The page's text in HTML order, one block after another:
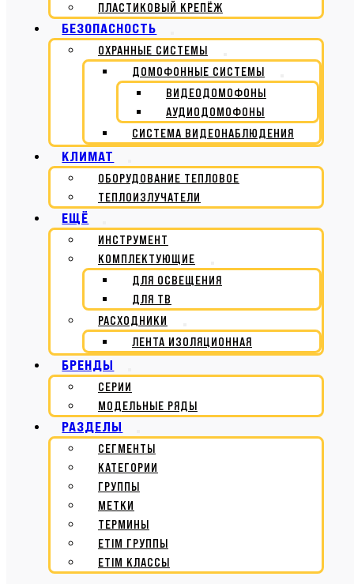
ПЛАСТИКОВЫЙ КРЕПЁЖ
БЕЗОПАСНОСТЬ
ОХРАННЫЕ СИСТЕМЫ
ДОМОФОННЫЕ СИСТЕМЫ
ВИДЕОДОМОФОНЫ
АУДИОДОМОФОНЫ
СИСТЕМА ВИДЕОНАБЛЮДЕНИЯ
КЛИМАТ
ОБОРУДОВАНИЕ ТЕПЛОВОЕ
ТЕПЛОИЗЛУЧАТЕЛИ
ЕЩЁ
ИНСТРУМЕНТ
КОМПЛЕКТУЮЩИЕ
ДЛЯ ОСВЕЩЕНИЯ
ДЛЯ ТВ
РАСХОДНИКИ
ЛЕНТА ИЗОЛЯЦИОННАЯ
БРЕНДЫ
СЕРИИ
МОДЕЛЬНЫЕ РЯДЫ
РАЗДЕЛЫ
СЕГМЕНТЫ
КАТЕГОРИИ
ГРУППЫ
МЕТКИ
ТЕРМИНЫ
ETIM ГРУППЫ
ETIM КЛАССЫ